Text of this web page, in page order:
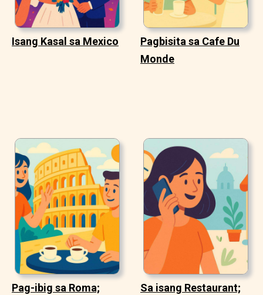
Isang Kasal sa Mexico
Pagbisita sa Cafe Du
Monde
Pag-ibig sa Roma;
Sa isang Restaurant;